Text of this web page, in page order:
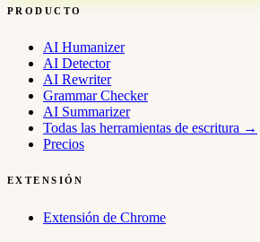
PRODUCTO
AI Humanizer
AI Detector
AI Rewriter
Grammar Checker
AI Summarizer
Todas las herramientas de escritura →
Precios
EXTENSIÓN
Extensión de Chrome